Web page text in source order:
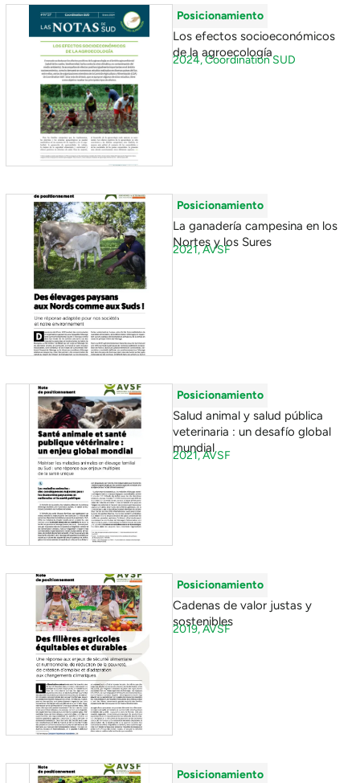
Posicionamiento
Los efectos socioeconómicos
de la agroecología
2024,Coordination SUD
Posicionamiento
La ganadería campesina en los
Nortes y los Sures
2021,AVSF
Posicionamiento
Salud animal y salud pública
veterinaria : un desafío global
mundial
2021,AVSF
Posicionamiento
Cadenas de valor justas y
sostenibles
2019,AVSF
Posicionamiento